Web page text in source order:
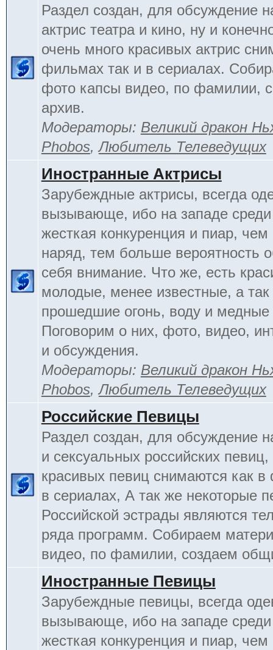
Раздел создан, для обсуждение
актрис театра и кино, ну и
очень много красивых актрис
фильмах так и в сериалах.
фото капсы видео, по фамилии,
архив.
Модераторы: Великий дракон
Phobos,Любитель Телеведущих
Иностранные Актрисы
Зарубеждные актрисы, всегда
вызывающе, ибо на западе среди
жесткая конкуренция и пиар, чем
наряд, тем больше вероятность
себя внимание. Что же, есть
молодые, менее известные, а
прошедшие огонь, воду и медные
Поговорим о них, фото, видео,
и обсуждения.
Модераторы: Великий дракон
Phobos,Любитель Телеведущих
Российские Певицы
Раздел создан, для обсуждение
и сексуальных российских
красивых певиц снимаются как
в сериалах, А так же некоторые
Российской эстрады являются
ряда программ. Собираем
видео, по фамилии, создаем
Иностранные Певицы
Зарубеждные певицы, всегда
вызывающе, ибо на западе среди
жесткая конкуренция и пиар, чем